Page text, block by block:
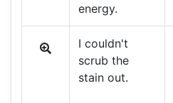
energy.
I couldn't
scrub the
stain out.